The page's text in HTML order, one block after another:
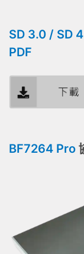
SD 3.0 / SD
PDF
BF7264 Pro